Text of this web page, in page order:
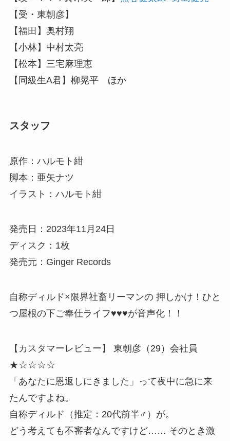
【受・東朝彦】
【福田】奥村翔
【小林】中村太亮
【松本】三宅麻理恵
【同級生A君】柳晃平 ほか
スタッフ
原作：ハルモト紺
脚本：亜矢ナツ
イラスト：ハルモト紺
発売日：2023年11月24日
ディスク：1枚
発売元：Ginger Records
自称ディルド×限界社畜リーマンの 押しかけ！ひと
つ屋根の下ご奉仕ライフ♥♥♥が音声化！！
【カスタマーレビュー】 東朝彦（29）会社員
★☆☆☆☆
「あなたに恩返しにきました」って夜中に急に来
たんですよね。
自称ディルド（推定：20代前半♂）が。
どう考えても不審者なんですけど…… そのとき激